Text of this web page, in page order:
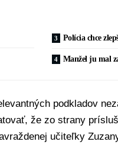
Polícia chce
Manžel ju mal
podkladov
že zo strany
učiteľky